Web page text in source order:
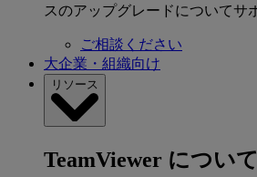
スのアップグレードについてサ
ご相談ください
大企業・組織向け
リソース
TeamViewer につい